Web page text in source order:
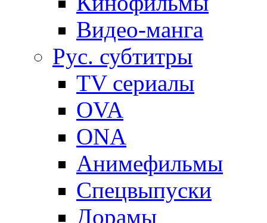
Видео-манга
Рус. субтитры
TV сериалы
OVA
ONA
Анимефильмы
Спецвыпуски
Дорамы